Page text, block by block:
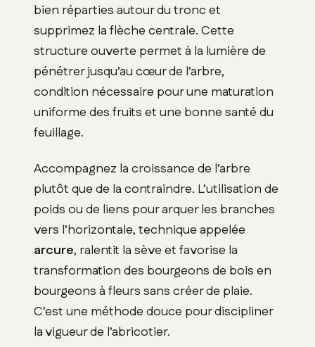
bien réparties autour du tronc et
supprimez la flèche centrale. Cette
structure ouverte permet à la lumière de
pénétrer jusqu’au cœur de l’arbre,
condition nécessaire pour une maturation
uniforme des fruits et une bonne santé du
feuillage.
Accompagnez la croissance de l’arbre
plutôt que de la contraindre. L’utilisation de
poids ou de liens pour arquer les branches
vers l’horizontale, technique appelée
arcure, ralentit la sève et favorise la
transformation des bourgeons de bois en
bourgeons à fleurs sans créer de plaie.
C’est une méthode douce pour discipliner
la vigueur de l’abricotier.